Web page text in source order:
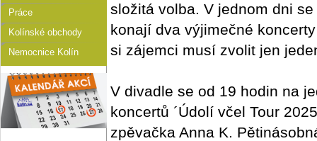
Práce
Kolínské obchody
Nemocnice Kolín
složitá volba. V jednom dni
konají dva výjimečné
si zájemci musí zvolit jen
V divadle se od 19 hodin na
koncertů ´Údolí včel Tour
zpěvačka Anna K.